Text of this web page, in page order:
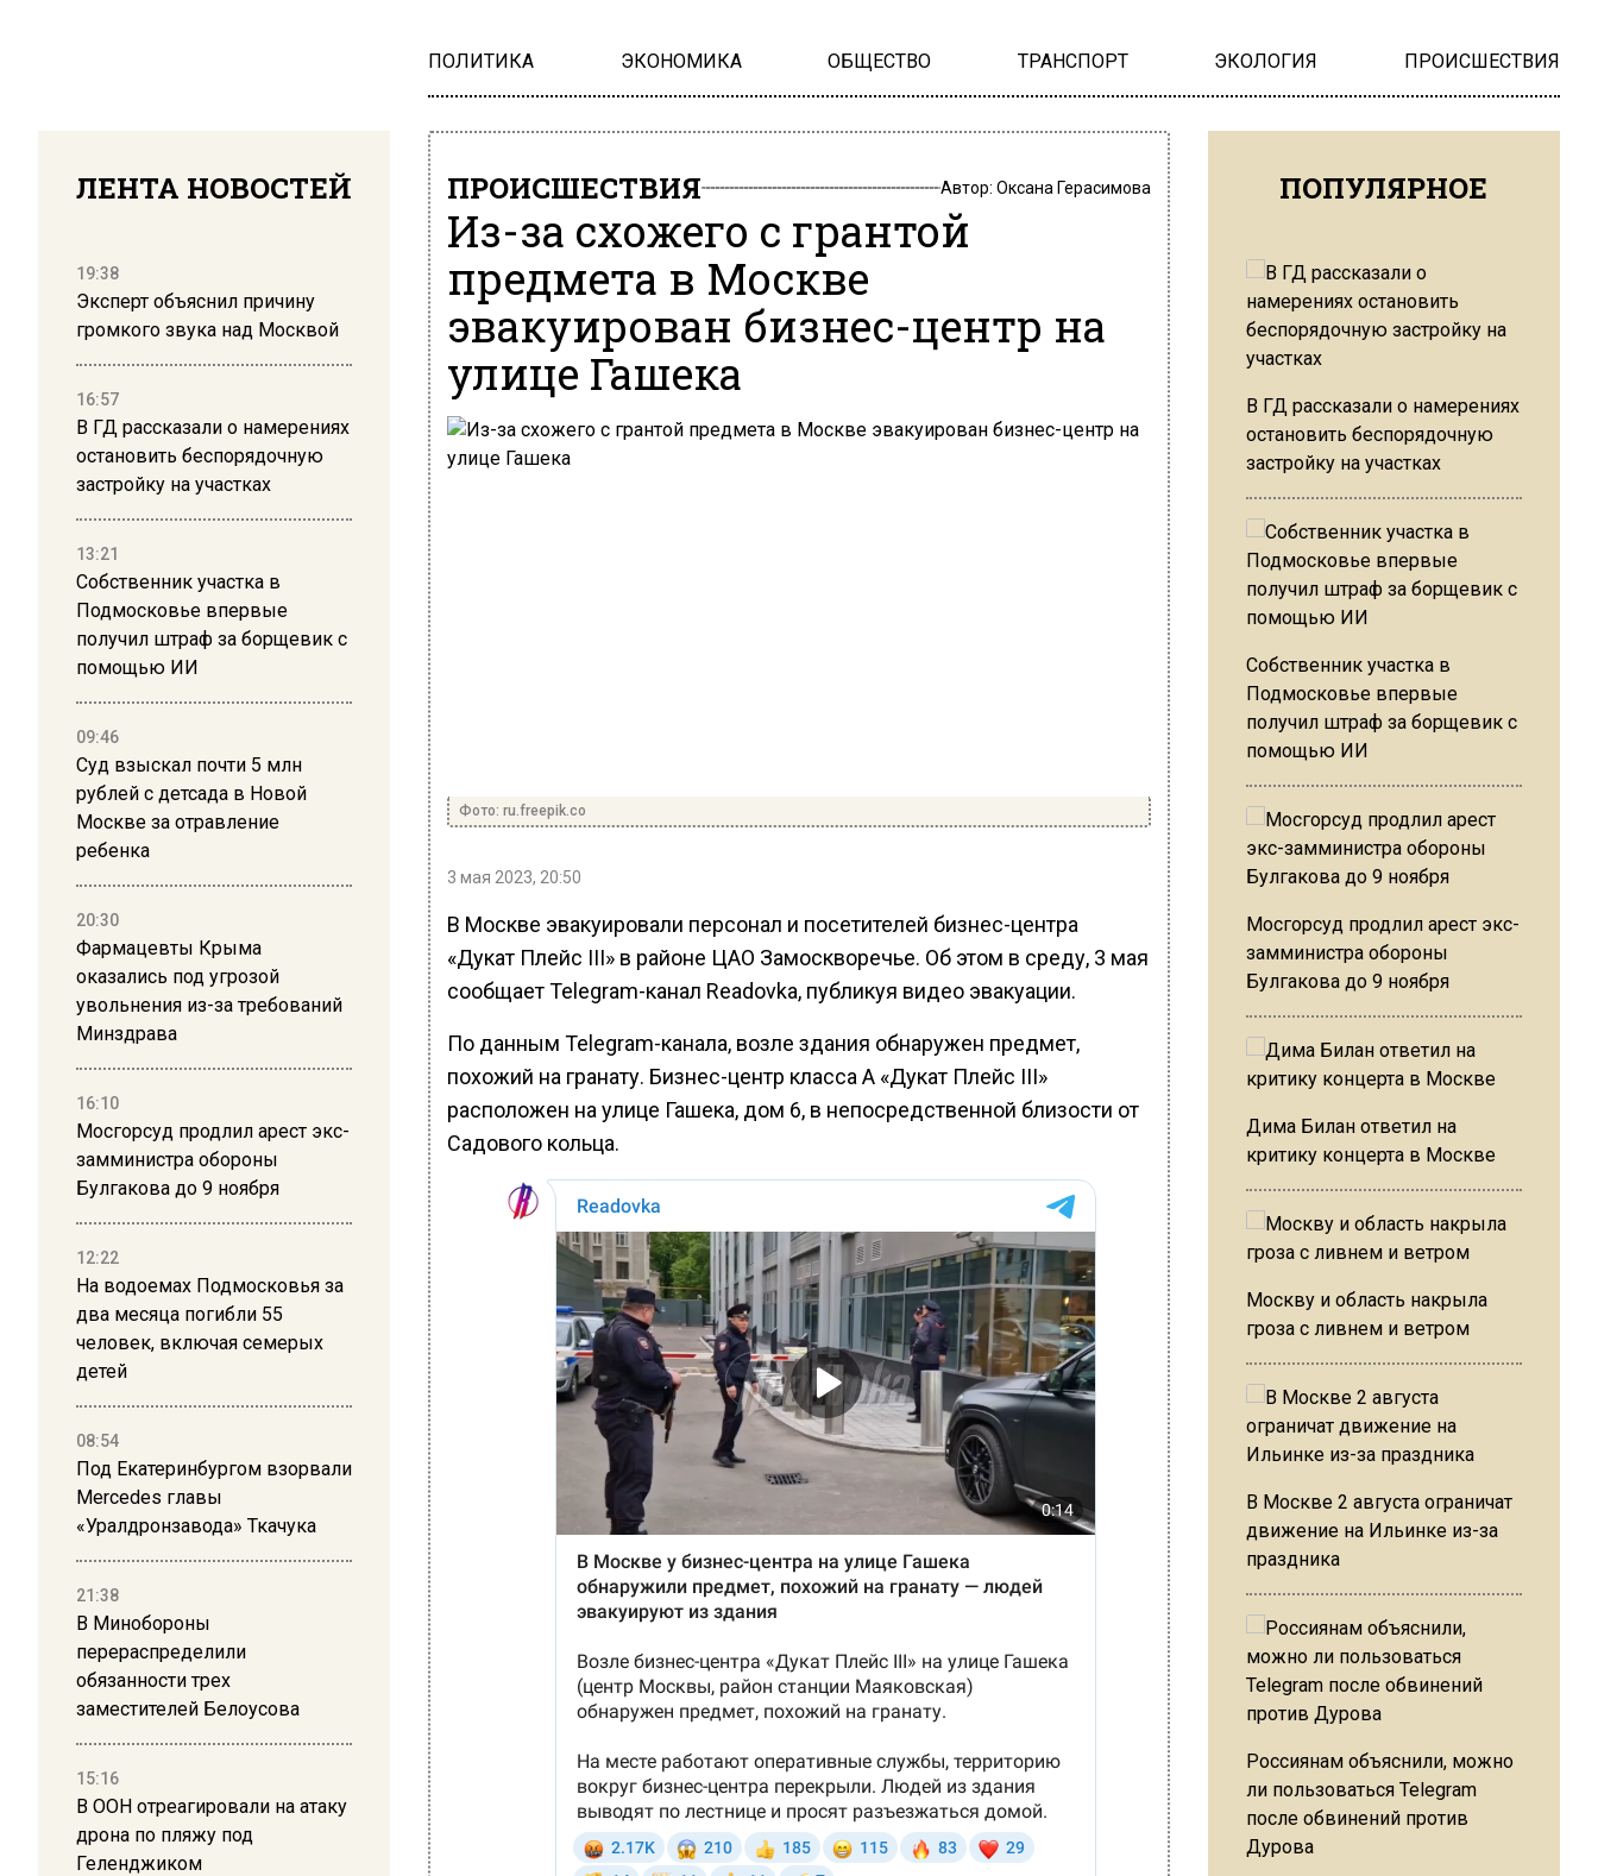
ПОЛИТИКА ЭКОНОМИКА ОБЩЕСТВО ТРАНСПОРТ ЭКОЛОГИЯ ПРОИСШЕСТВИЯ
ЛЕНТА НОВОСТЕЙ
19:38
Эксперт объяснил причину
громкого звука над Москвой
16:57
В ГД рассказали о намерениях
остановить беспорядочную
застройку на участках
13:21
Собственник участка в
Подмосковье впервые
получил штраф за борщевик с
помощью ИИ
09:46
Суд взыскал почти 5 млн
рублей с детсада в Новой
Москве за отравление
ребенка
20:30
Фармацевты Крыма
оказались под угрозой
увольнения из-за требований
Минздрава
16:10
Мосгорсуд продлил арест экс-
замминистра обороны
Булгакова до 9 ноября
12:22
На водоемах Подмосковья за
два месяца погибли 55
человек, включая семерых
детей
08:54
Под Екатеринбургом взорвали
Mercedes главы
«Уралдронзавода» Ткачука
21:38
В Минобороны
перераспределили
обязанности трех
заместителей Белоусова
15:16
В ООН отреагировали на атаку
дрона по пляжу под
Геленджиком
ПРОИСШЕСТВИЯ Автор: Оксана Герасимова
Из-за схожего с грантой
предмета в Москве
эвакуирован бизнес-центр на
улице Гашека
Фото: ru.freepik.co
3 мая 2023, 20:50
В Москве эвакуировали персонал и посетителей бизнес-центра
«Дукат Плейс III» в районе ЦАО Замоскворечье. Об этом в среду, 3 мая
сообщает Telegram-канал Readovka, публикуя видео эвакуации.
По данным Telegram-канала, возле здания обнаружен предмет,
похожий на гранату. Бизнес-центр класса А «Дукат Плейс III»
расположен на улице Гашека, дом 6, в непосредственной близости от
Садового кольца.
ПОПУЛЯРНОЕ
В ГД рассказали о намерениях
остановить беспорядочную
застройку на участках
Собственник участка в
Подмосковье впервые
получил штраф за борщевик с
помощью ИИ
Мосгорсуд продлил арест экс-
замминистра обороны
Булгакова до 9 ноября
Дима Билан ответил на
критику концерта в Москве
Москву и область накрыла
гроза с ливнем и ветром
В Москве 2 августа ограничат
движение на Ильинке из-за
праздника
Россиянам объяснили, можно
ли пользоваться Telegram
после обвинений против
Дурова